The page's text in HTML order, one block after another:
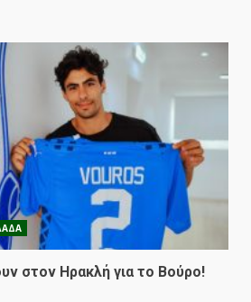
στον Ηρακλή για το Βούρο!